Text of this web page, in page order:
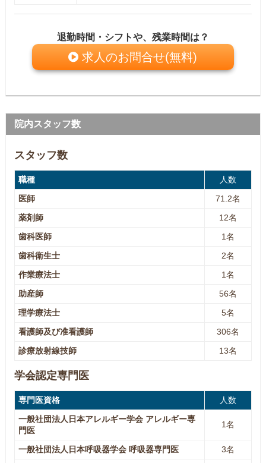
退勤時間・シフトや、残業時間は？
求人のお問合せ(無料)
院内スタッフ数
スタッフ数
職種
人数
医師
71.2名
薬剤師
12名
歯科医師
1名
歯科衛生士
2名
作業療法士
1名
助産師
56名
理学療法士
5名
看護師及び准看護師
306名
診療放射線技師
13名
学会認定専門医
専門医資格
人数
一般社団法人日本アレルギー学会 アレルギー専
門医
1名
一般社団法人日本呼吸器学会 呼吸器専門医
3名